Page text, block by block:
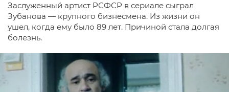
Заслуженный артист РСФСР в сериале сыграл
Зубанова — крупного бизнесмена. Из жизни он
ушел, когда ему было 89 лет. Причиной стала долгая
болезнь.